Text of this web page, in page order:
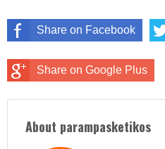
Share on Facebook
Share on Google Plus
About parampasketikos